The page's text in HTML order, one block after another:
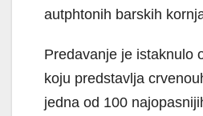
autphtonih barskih
Predavanje je istaknulo
koju predstavlja
jedna od 100